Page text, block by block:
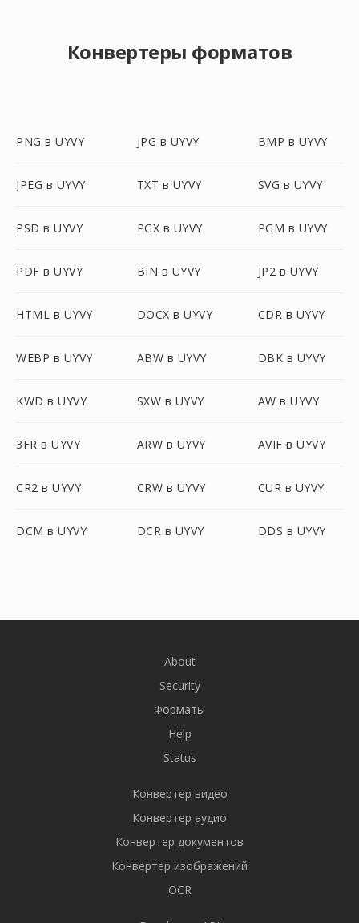
Конвертеры форматов
PNG в UYVY JPG в UYVY BMP в UYVY
JPEG в UYVY TXT в UYVY SVG в UYVY
PSD в UYVY PGX в UYVY PGM в UYVY
PDF в UYVY BIN в UYVY JP2 в UYVY
HTML в UYVY DOCX в UYVY CDR в UYVY
WEBP в UYVY ABW в UYVY DBK в UYVY
KWD в UYVY SXW в UYVY AW в UYVY
3FR в UYVY ARW в UYVY AVIF в UYVY
CR2 в UYVY CRW в UYVY CUR в UYVY
DCM в UYVY DCR в UYVY DDS в UYVY
About
Security
Форматы
Help
Status
Конвертер видео
Конвертер аудио
Конвертер документов
Конвертер изображений
OCR